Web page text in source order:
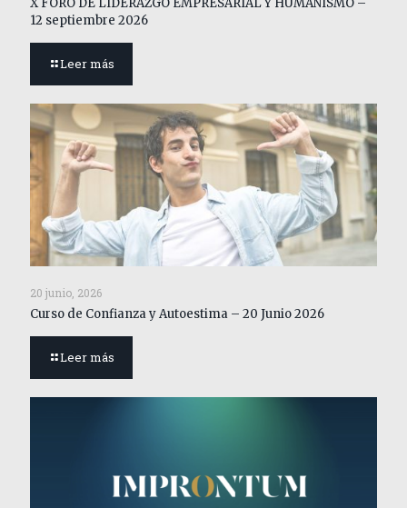
12 septiembre 2026
Leer más
20 junio, 2026
Curso de Confianza y Autoestima – 20 Junio 2026
Leer más